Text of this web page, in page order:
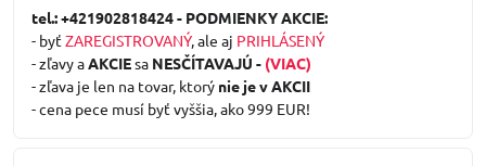
/
5
tel.: +421902818424 - PODMIENKY AKCIE:
- byť ZAREGISTROVANÝ, ale aj PRIHLÁSENÝ
- zľavy a AKCIEsa NESČÍTAVAJÚ - (VIAC)
- zľava je len na tovar, ktorý nie je v AKCII
- cena pece musí byť vyššia, ako 999 EUR!